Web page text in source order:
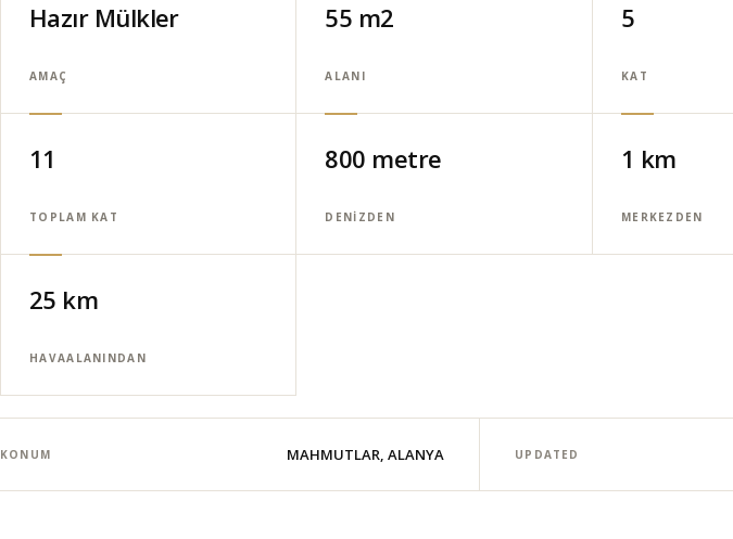
Hazır Mülkler
AMAÇ
55 m2
ALANI
5
KAT
11
TOPLAM KAT
800 metre
DENIZDEN
1 km
MERKEZDEN
25 km
HAVAALANINDAN
KONUM MAHMUTLAR, ALANYA UPDATED